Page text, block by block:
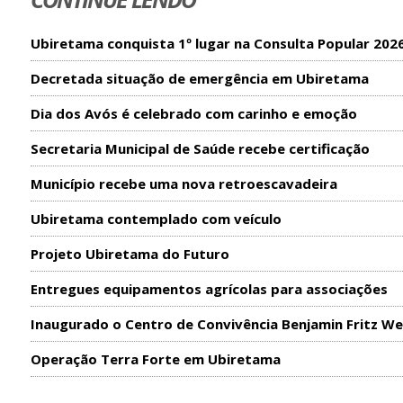
Ubiretama conquista 1º lugar na Consulta Popular
Decretada situação de emergência em Ubiretama
Dia dos Avós é celebrado com carinho e emoção
Secretaria Municipal de Saúde recebe certificação
Município recebe uma nova retroescavadeira
Ubiretama contemplado com veículo
Projeto Ubiretama do Futuro
Entregues equipamentos agrícolas para associações
Inaugurado o Centro de Convivência Benjamin Fritz
Operação Terra Forte em Ubiretama